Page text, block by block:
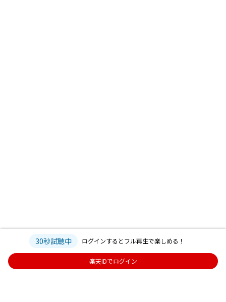
30秒試聴中 ログインするとフル再生で楽しめる！
楽天IDでログイン